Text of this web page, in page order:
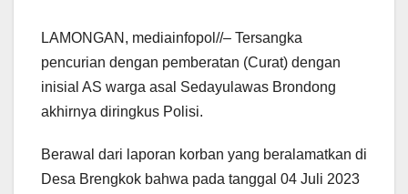
LAMONGAN, mediainfopol//– Tersangka
pencurian dengan pemberatan (Curat) dengan
inisial AS warga asal Sedayulawas Brondong
akhirnya diringkus Polisi.
Berawal dari laporan korban yang beralamatkan di
Desa Brengkok bahwa pada tanggal 04 Juli 2023